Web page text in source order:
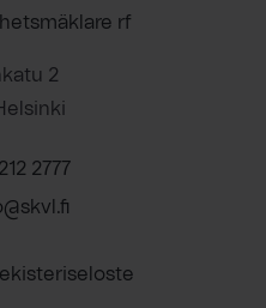
rf
2
2777